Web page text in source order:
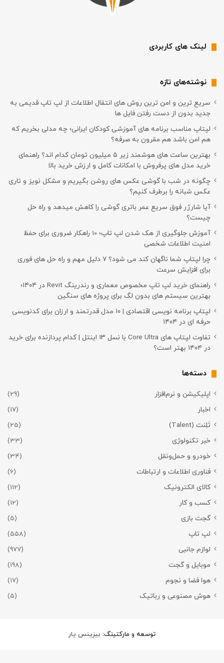
لینک های کاربردی
نوشته‌های تازه
سریع ترین و امن ترین روش های انتقال اطلاعات از لپ تاپ قدیمی به
جدید بدون از دست رفتن فایل ها
لپتاپ مناسب برنامه های آموزشی کودکان ایرانی؛ چه مدلی بخریم که
هم امن باشد هم مقرون به صرفه؟
بهترین ساعت های هوشمند زیر ۵ میلیون تومان کدام اند؟ راهنمای
خرید مدل های پرفروش با امکانات کامل و ارزش خرید بالا
چگونه در شب با گوشی عکس های روشن بگیریم و مشکل نویز و تاری
عکس شبانه را برطرف کنیم؟
آیا شارژر فوق سریع عمر باتری گوشی را کاهش میدهد و راه حل
چیست؟
آموزش جلوگیری از هک شدن لپ تاپ؛ 10 راهکار ضروری برای حفظ
امنیت اطلاعات شخصی
چرا لپتاپ شما ناگهان کند می شود؟ ۷ دلیل مهم و راه حل های فوری
برای افزایش سرعت
راهنمای خرید لپ تاپ مخصوص معماری و رندرینگ Revit در ۱۴۰۴؛
بهترین سیستم های بدون لگ برای پروژه های سنگین
لپتاپ برنامه نویسی اقتصادی | ۱۰ مدل قدرتمند و ارزان برای کدنویسی
حرفه ای در ۱۴۰۴
تفاوت لپتاپ های Core Ultra با نسل ۱۳ اینتل | کدام پردازنده برای خرید
در ۱۴۰۴ بهتر است؟
دسته‌ها
اپلیکیشن و نرم‌افزار
(29)
اخبار
(17)
تَلِنت (Talent)
(25)
خبر تکنولوژی
(33)
خودرو و حمل‌و‌نقل
(34)
فناوری اطلاعات و ارتباطات
(6)
کالای الکترونیک
(112)
کسب و کار
(12)
گجت بازی
(5)
لپ تاپ
(558)
لوازم جانبی
(977)
موبایل و گجت
(198)
هوا فضا و نجوم
(17)
هوش مصنوعی و رباتیک
(5)
توسعه و مارکتینگ: بیزینس یار